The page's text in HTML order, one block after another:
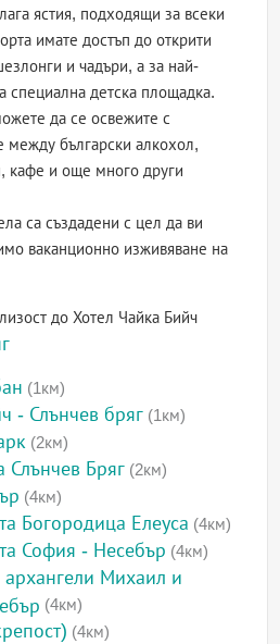
ястия, подходящи за всеки
имате достъп до открити
и чадъри, а за най-
специална детска площадка.
да се освежите с
между български алкохол,
кафе и още много други
са създадени с цел да ви
ваканционно изживяване на
до Хотел Чайка Бийч
(1км)
- Слънчев бряг (1км)
(2км)
Слънчев Бряг (2км)
(4км)
Богородица Елеуса (4км)
София - Несебър (4км)
архангели Михаил и
(4км)
(4км)